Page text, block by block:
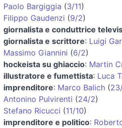
Paolo Bargiggia (3/11)
Filippo Gaudenzi (9/2)
giornalista e conduttrice
giornalista e scrittore: Luigi
Massimo Giannini (6/2)
hockeista su ghiaccio: Martin
illustratore e fumettista: Luca
imprenditore: Marco Balich (
Antonino Pulvirenti (24/2)
Stefano Ricucci (11/10)
imprenditore e politico: